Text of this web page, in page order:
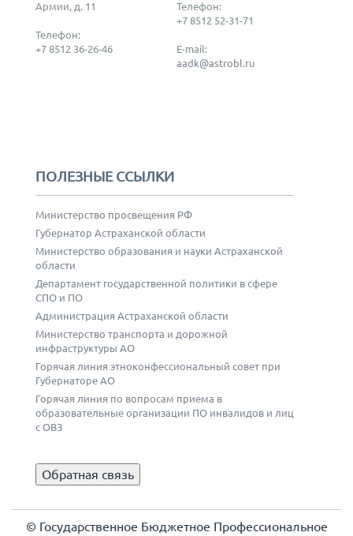
Армии, д. 11
Телефон:
+7 8512 36-26-46
Телефон:
+7 8512 52-31-71
E-mail:
aadk@astrobl.ru
ПОЛЕЗНЫЕ ССЫЛКИ
Министерство просвещения РФ
Губернатор Астраханской области
Министерство образования и науки Астраханской
области
Департамент государственной политики в сфере
СПО и ПО
Администрация Астраханской области
Министерство транспорта и дорожной
инфраструктуры АО
Горячая линия этноконфессиональный совет при
Губернаторе АО
Горячая линия по вопросам приема в
образовательные организации ПО инвалидов и лиц
с ОВЗ
Обратная связь
© Государственное Бюджетное Профессиональное